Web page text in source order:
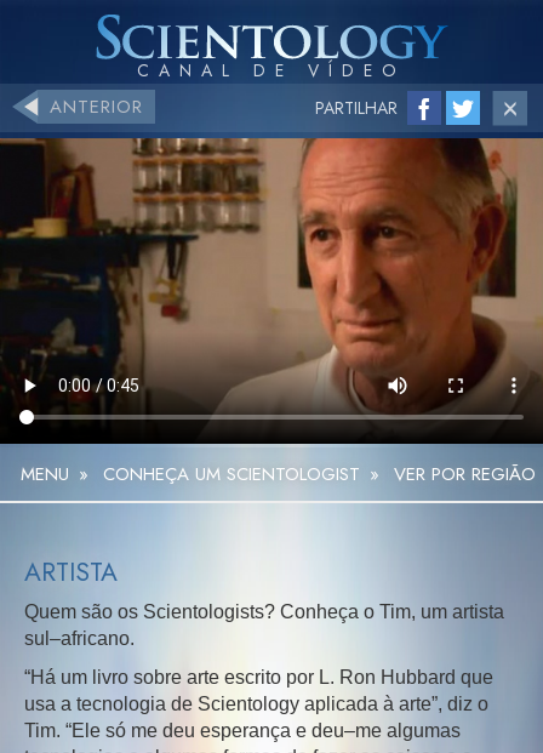
ANTERIOR PARTILHAR
MENU » CONHEÇA UM SCIENTOLOGIST » VER POR REGIÃO
ARTISTA
Quem são os Scientologists? Conheça o Tim, um artista
sul–africano.
“Há um livro sobre arte escrito por L. Ron Hubbard que
usa a tecnologia de Scientology aplicada à arte”, diz o
Tim. “Ele só me deu esperança e deu–me algumas